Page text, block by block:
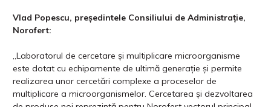
Vlad Popescu, președintele Consiliului de Administrație,
Norofert:
„Laboratorul de cercetare și multiplicare microorganisme
este dotat cu echipamente de ultimă generație și permite
realizarea unor cercetări complexe a proceselor de
multiplicare a microorganismelor. Cercetarea și dezvoltarea